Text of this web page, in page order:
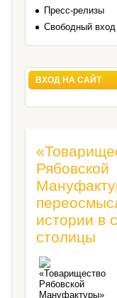
Пресс-релизы
Свободный вход
ВХОД НА САЙТ
Рябовской
истории в
столицы